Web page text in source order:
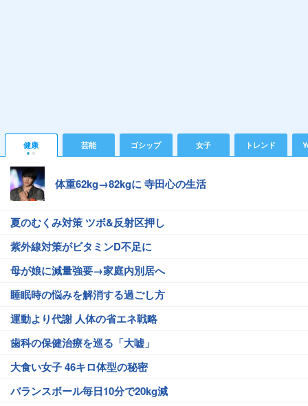
健康 芸能 ゴシップ 女子 トレンド
体重62kg→82kgに 寺田心の生活
夏のむくみ対策 ツボ&反射区押し
紫外線対策がビタミンD不足に
母が娘に減量強要→家庭内別居へ
睡眠時の悩みを解消する過ごし方
運動より代謝 人体の省エネ戦略
歯科の保健治療を巡る「大嘘」
大食い女子 46キロ体型の秘密
バランスボール毎日10分で20kg減